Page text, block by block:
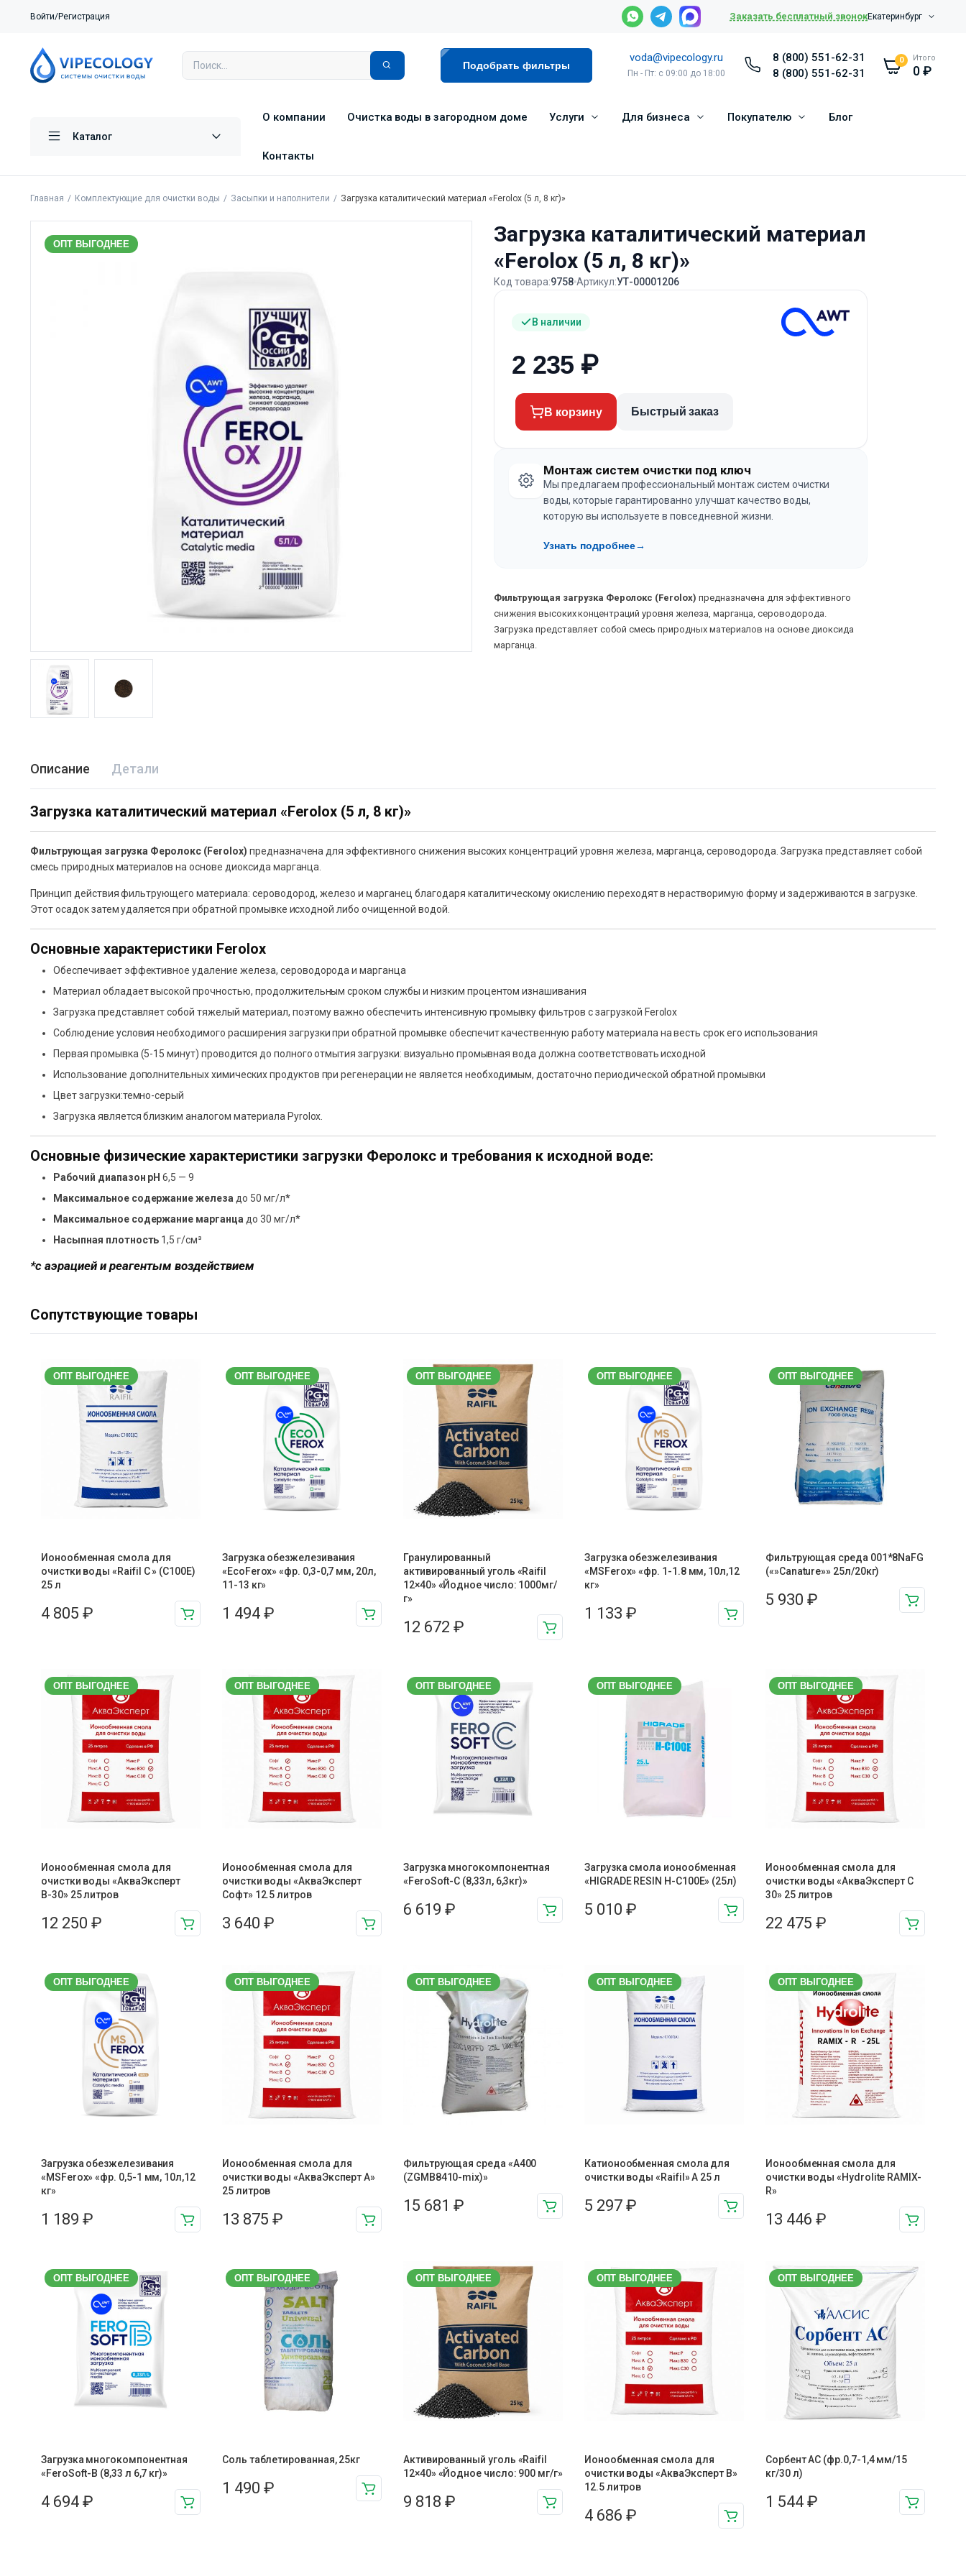
Войти/Регистрация Заказать бесплатный звонокЕкатеринбург
Подобрать фильтры
voda@vipecology.ru
Пн - Пт: с 09:00 до 18:00
8 (800) 551-62-31
8 (800) 551-62-31
0 Итого
0₽
Каталог
О компании Очистка воды в загородном доме Услуги Для бизнеса Покупателю Блог
Контакты
Главная Комплектующие для очистки воды Засыпки и наполнители Загрузка каталитический материал «Ferolox (5 л, 8 кг)»
ОПТ ВЫГОДНЕЕ
Загрузка каталитический материал
«Ferolox (5 л, 8 кг)»
Код товара:9758 Артикул:УТ-00001206
В наличии
2 235 ₽
В корзину Быстрый заказ
Монтаж систем очистки под ключ
Мы предлагаем профессиональный монтаж систем очистки
воды, которые гарантированно улучшат качество воды,
которую вы используете в повседневной жизни.
Узнать подробнее→
Фильтрующая загрузка Феролокс (Ferolox) предназначена для эффективного
снижения высоких концентраций уровня железа, марганца, сероводорода.
Загрузка представляет собой смесь природных материалов на основе диоксида
марганца.
Описание Детали
Загрузка каталитический материал «Ferolox (5 л, 8 кг)»
Фильтрующая загрузка Феролокс (Ferolox) предназначена для эффективного снижения высоких концентраций уровня железа, марганца, сероводорода. Загрузка представляет собой
смесь природных материалов на основе диоксида марганца.
Принцип действия фильтрующего материала: сероводород, железо и марганец благодаря каталитическому окислению переходят в нерастворимую форму и задерживаются в загрузке.
Этот осадок затем удаляется при обратной промывке исходной либо очищенной водой.
Основные характеристики Ferolox
Обеспечивает эффективное удаление железа, сероводорода и марганца
Материал обладает высокой прочностью, продолжительным сроком службы и низким процентом изнашивания
Загрузка представляет собой тяжелый материал, поэтому важно обеспечить интенсивную промывку фильтров с загрузкой Ferolox
Соблюдение условия необходимого расширения загрузки при обратной промывке обеспечит качественную работу материала на весть срок его использования
Первая промывка (5-15 минут) проводится до полного отмытия загрузки: визуально промывная вода должна соответствовать исходной
Использование дополнительных химических продуктов при регенерации не является необходимым, достаточно периодической обратной промывки
Цвет загрузки:темно-серый
Загрузка является близким аналогом материала Pyrolox.
Основные физические характеристики загрузки Феролокс и требования к исходной воде:
Рабочий диапазон рН 6,5 — 9
Максимальное содержание железа до 50 мг/л*
Максимальное содержание марганца до 30 мг/л*
Насыпная плотность 1,5 г/см³
*с аэрацией и реагентым воздействием
Сопутствующие товары
ОПТ ВЫГОДНЕЕ
Ионообменная смола для
очистки воды «Raifil C » (C100E)
25 л
4 805 ₽
ОПТ ВЫГОДНЕЕ
Загрузка обезжелезивания
«EcoFerox» «фр. 0,3-0,7 мм, 20л,
11-13 кг»
1 494 ₽
ОПТ ВЫГОДНЕЕ
Гранулированный
активированный уголь «Raifil
12×40» «Йодное число: 1000мг/
г»
12 672 ₽
ОПТ ВЫГОДНЕЕ
Загрузка обезжелезивания
«MSFerox» «фр. 1-1.8 мм, 10л,12
кг»
1 133 ₽
ОПТ ВЫГОДНЕЕ
Фильтрующая среда 001*8NaFG
(«»Canature»» 25л/20кг)
5 930 ₽
ОПТ ВЫГОДНЕЕ
Ионообменная смола для
очистки воды «АкваЭксперт
В-30» 25 литров
12 250 ₽
ОПТ ВЫГОДНЕЕ
Ионообменная смола для
очистки воды «АкваЭксперт
Софт» 12.5 литров
3 640 ₽
ОПТ ВЫГОДНЕЕ
Загрузка многокомпонентная
«FeroSoft-C (8,33л, 6,3кг)»
6 619 ₽
ОПТ ВЫГОДНЕЕ
Загрузка смола ионообменная
«HIGRADE RESIN H-C100E» (25л)
5 010 ₽
ОПТ ВЫГОДНЕЕ
Ионообменная смола для
очистки воды «АкваЭксперт С
30» 25 литров
22 475 ₽
ОПТ ВЫГОДНЕЕ
Загрузка обезжелезивания
«MSFerox» «фр. 0,5-1 мм, 10л,12
кг»
1 189 ₽
ОПТ ВЫГОДНЕЕ
Ионообменная смола для
очистки воды «АкваЭксперт A»
25 литров
13 875 ₽
ОПТ ВЫГОДНЕЕ
Фильтрующая среда «A400
(ZGMB8410-mix)»
15 681 ₽
ОПТ ВЫГОДНЕЕ
Катионообменная смола для
очистки воды «Raifil» A 25 л
5 297 ₽
ОПТ ВЫГОДНЕЕ
Ионообменная смола для
очистки воды «Hydrolite RAMIX-
R»
13 446 ₽
ОПТ ВЫГОДНЕЕ
Загрузка многокомпонентная
«FeroSoft-B (8,33 л 6,7 кг)»
4 694 ₽
ОПТ ВЫГОДНЕЕ
Соль таблетированная, 25кг
1 490 ₽
ОПТ ВЫГОДНЕЕ
Активированный уголь «Raifil
12×40» «Йодное число: 900 мг/г»
9 818 ₽
ОПТ ВЫГОДНЕЕ
Ионообменная смола для
очистки воды «АкваЭксперт В»
12.5 литров
4 686 ₽
ОПТ ВЫГОДНЕЕ
Сорбент АС (фр.0,7-1,4 мм/15
кг/30 л)
1 544 ₽